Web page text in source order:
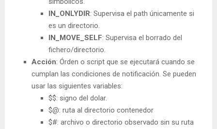
IN_ONLYDIR: Supervisa el path únicamente si
es un directorio.
IN_MOVE_SELF: Supervisa el borrado del
fichero/directorio.
Acción: Órden o script que se ejecutará cuando se
cumplan las condiciones de notificación. Se pueden
usar las siguientes variables:
$$: signo del dolar.
$@: ruta al directorio contenedor
$#: archivo o directorio observado sin su ruta